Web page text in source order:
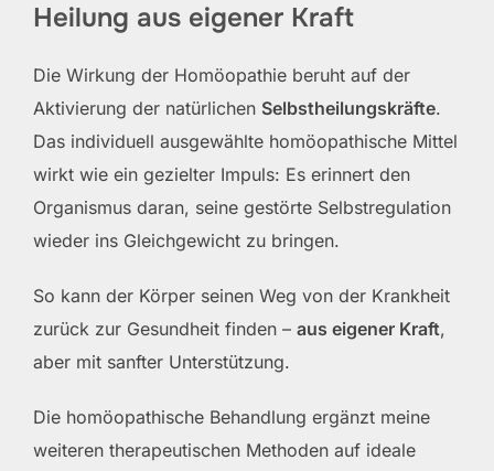
Heilung aus eigener Kraft
Die Wirkung der Homöopathie beruht auf der
Aktivierung der natürlichen Selbstheilungskräfte.
Das individuell ausgewählte homöopathische Mittel
wirkt wie ein gezielter Impuls: Es erinnert den
Organismus daran, seine gestörte Selbstregulation
wieder ins Gleichgewicht zu bringen.
So kann der Körper seinen Weg von der Krankheit
zurück zur Gesundheit finden – aus eigener Kraft,
aber mit sanfter Unterstützung.
Die homöopathische Behandlung ergänzt meine
weiteren therapeutischen Methoden auf ideale